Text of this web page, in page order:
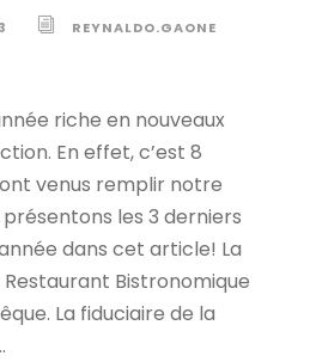
REYNALDO.GAONE
riche en nouveaux
En effet, c’est 8
venus remplir notre
les 3 derniers
dans cet article! La
Bistronomique
La fiduciaire de la